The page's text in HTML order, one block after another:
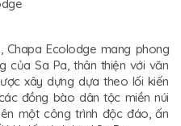
Chapa Ecolodge mang phong
của Sa Pa, thân thiện với văn
xây dựng dựa theo lối kiến
đồng bào dân tộc miền núi
một công trình độc đáo, ấn